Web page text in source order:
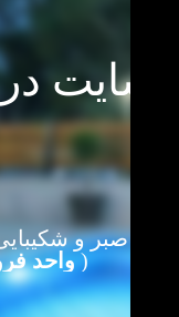
سایت
از صبر و
( واحد